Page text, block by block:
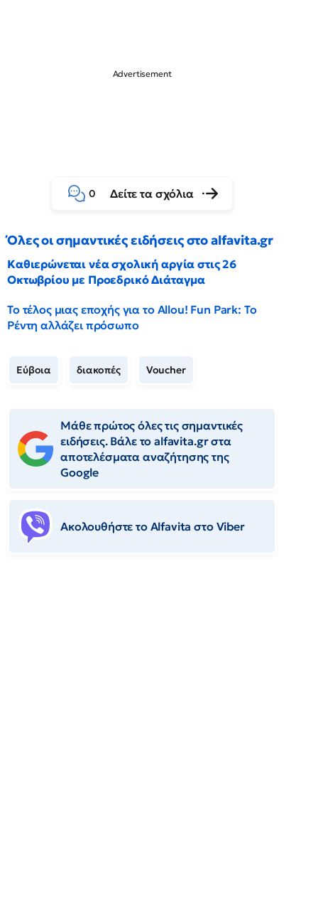
0 Δείτε τα σχόλια
Όλες οι σημαντικές ειδήσεις στο alfavita.gr
Καθιερώνεται νέα σχολική αργία στις 26
Οκτωβρίου με Προεδρικό Διάταγμα
Το τέλος μιας εποχής για το Allou! Fun Park: Το
Ρέντη αλλάζει πρόσωπο
Εύβοια διακοπές Voucher
Μάθε πρώτος όλες τις σημαντικές
ειδήσεις. Βάλε το alfavita.gr στα
αποτελέσματα αναζήτησης της
Google
Ακολουθήστε το Αlfavita στο Viber